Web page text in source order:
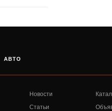
АВТО
Новости
Статьи